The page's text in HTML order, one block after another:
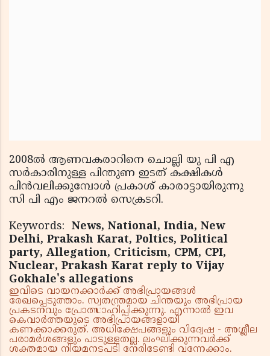
2008ല്‍ ആണവകരാറിനെ ചൊല്ലി യു പി എ
സര്‍കാരിനുള്ള പിന്തുണ ഇടത് കക്ഷികള്‍
പിന്‍വലിക്കുമ്പോള്‍ പ്രകാശ് കാരാട്ടായിരുന്നു
സി പി എം ജനറല്‍ സെക്രടറി.
Keywords: News, National, India, New
Delhi, Prakash Karat, Poltics, Political
party, Allegation, Criticism, CPM, CPI,
Nuclear, Prakash Karat reply to Vijay
Gokhale's allegations
ഇവിടെ വായനക്കാർക്ക് അഭിപ്രായങ്ങൾ
രേഖപ്പെടുത്താം. സ്വതന്ത്രമായ ചിന്തയും അഭിപ്രായ
പ്രകടനവും പ്രോത്സാഹിപ്പിക്കുന്നു. എന്നാൽ ഇവ
കെവാർത്തയുടെ അഭിപ്രായങ്ങളായി
കണക്കാക്കരുത്. അധിക്ഷേപങ്ങളും വിദ്വേഷ - അശ്ലീല
പരാമർശങ്ങളും പാടുള്ളതല്ല. ലംഘിക്കുന്നവർക്ക്
ശക്തമായ നിയമനടപടി നേരിടേണ്ടി വന്നേക്കാം.